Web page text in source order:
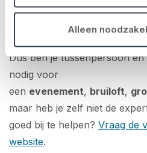
Alleen
nodig is om tussenpersonen
adequaat te bedienen.
Dus ben je tussenpersoon
nodig voor
een evenement, bruiloft,
maar heb je zelf niet de
goed bij te helpen? Vraag de
website.